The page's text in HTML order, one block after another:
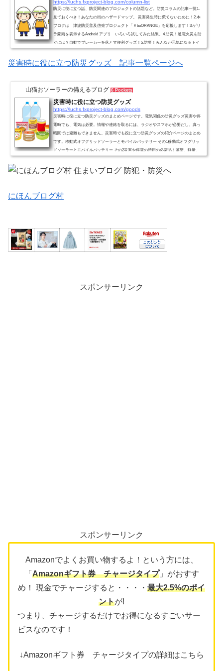
https://luchs.fxproject-blog.com/column-list
防災に役に立つ話、防災関連のプロジェクトの話題など。防災コラムの記事一覧1.
見ておくべき！あなたの街のハザードマップ。 災害発生時に慌てないために！2.本
ブログは 津波防災普及啓発プロジェクト「＃beORANGE」を応援します！3.ゲリ
ラ豪雨を表示するAndroid アプリ いろいろ試してみた結果。4.防災！通電火災を防
ぐには？自動でブレーカーを落とす便利グッズ！5.防災！みんなが元気になるトイ
レ プロジェクト！を知っていますか？6.防災！津波避難タワーを登ってみました7.
ダンボールベッド！お住まいの自治体に、協定を結んで...
災害時に役に立つ防災グッズ 記事一覧ページへ
山猫おソーラーの備えるブログ 6 Pockets
災害時に役に立つ防災グッズ
https://luchs.fxproject-blog.com/goods
災害時に役に立つ防災グッズのまとめページです。電気関係の防災グッズ災害や停
電時でも、電気は必要。情報や連絡を取るには、ラジオやスマホが必要だし、真っ
暗闇では避難もできません。災害時でも役に立つ防災グッズの紹介ページのまとめ
です。移動式オフグリッドソーラーとモバイルバッテリー その1移動式オフグリッ
ドソーラーとモバイルバッテリー その2災害や停電の時用の必需品！薄型、軽量、
高性能なソーラーパネル付きの照明器具災害や停電の時用の必需品！地震や停電の
時に自動点灯する非常灯USBからエネループ（ニッケル水素...
にほんブログ村
スポンサーリンク
スポンサーリンク
Amazonでよくお買い物するよ！という方には、
「 Amazonギフト券 チャージタイプ」がおすす
め！ 現金でチャージすると・・・・ 最大2.5%のポイ
ントが!
つまり、チャージするだけでお得になるすごいサー
ビスなのです！
↓Amazonギフト券 チャージタイプの詳細はこちら